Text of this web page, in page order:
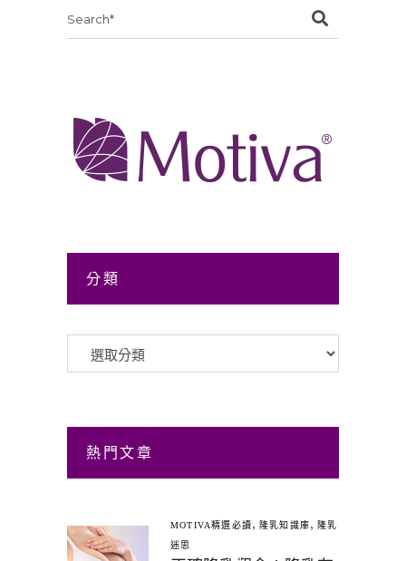
分類
分
熱門文章
MOTIVA精選必讀, 隆乳知識庫,
隆乳
迷思